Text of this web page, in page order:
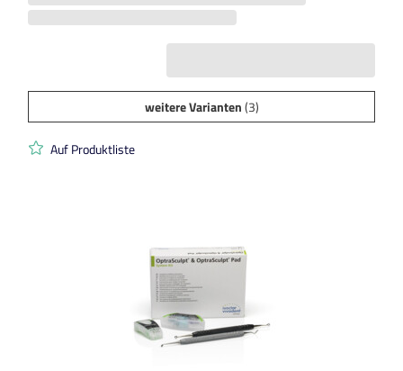
weitere Varianten(3)
Auf Produktliste